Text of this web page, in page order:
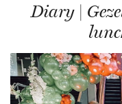
Diary |